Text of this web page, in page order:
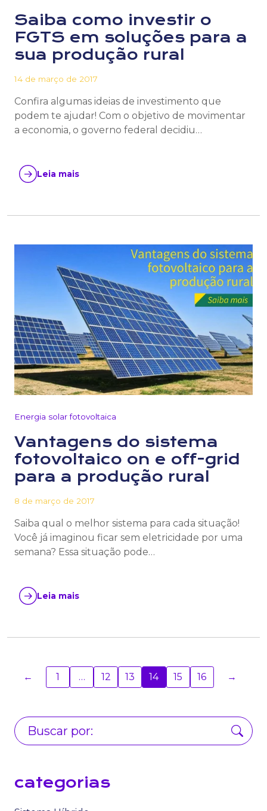
Saiba como investir o
FGTS em soluções para a
sua produção rural
14 de março de 2017
Confira algumas ideias de investimento que
podem te ajudar! Com o objetivo de movimentar
a economia, o governo federal decidiu…
Leia mais
Energia solar fotovoltaica
Vantagens do sistema
fotovoltaico on e off-grid
para a produção rural
8 de março de 2017
Saiba qual o melhor sistema para cada situação!
Você já imaginou ficar sem eletricidade por uma
semana? Essa situação pode…
Leia mais
← 1 … 12 13 14 15 16 →
categorias